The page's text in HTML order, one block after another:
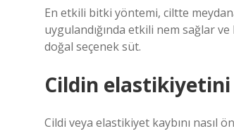
En etkili bitki yöntemi, ciltte
uygulandığında etkili nem sağlar
doğal seçenek süt.
Cildin elastikiyetini
Cildi veya elastikiyet kaybını nasıl